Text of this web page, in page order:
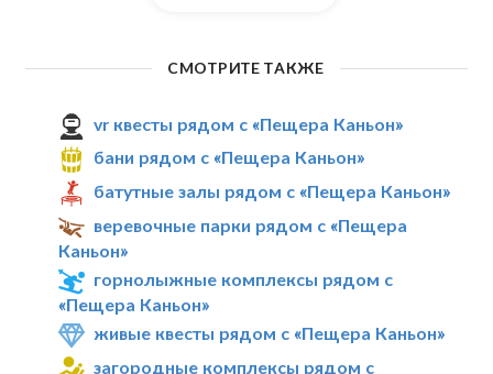
СМОТРИТЕ ТАКЖЕ
vr квесты рядом с «Пещера Каньон»
бани рядом с «Пещера Каньон»
батутные залы рядом с «Пещера Каньон»
веревочные парки рядом с «Пещера
Каньон»
горнолыжные комплексы рядом с
«Пещера Каньон»
живые квесты рядом с «Пещера Каньон»
загородные комплексы рядом с